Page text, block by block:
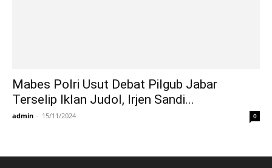
Mabes Polri Usut Debat Pilgub Jabar
Terselip Iklan Judol, Irjen Sandi...
admin - 15/11/2024 0